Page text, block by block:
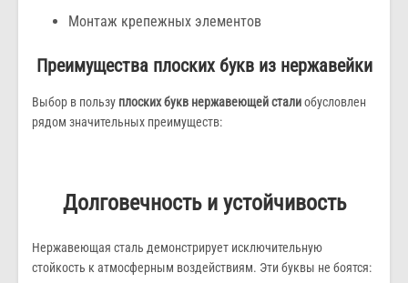
Монтаж крепежных элементов
Преимущества плоских букв из нержавейки
Выбор в пользу плоских букв нержавеющей сталиобусловлен
рядом значительных преимуществ:
Долговечность и устойчивость
Нержавеющая сталь демонстрирует исключительную
стойкость к атмосферным воздействиям. Эти буквы не боятся: